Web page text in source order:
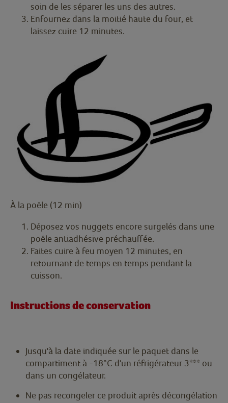
soin de les séparer les uns des autres.
Enfournez dans la moitié haute du four, et
laissez cuire 12 minutes.
À la poêle (12 min)
Déposez vos nuggets encore surgelés dans une
poêle antiadhésive préchauffée.
Faites cuire à feu moyen 12 minutes, en
retournant de temps en temps pendant la
cuisson.
Instructions de conservation
Jusqu'à la date indiquée sur le paquet dans le
compartiment à -18°C d'un réfrigérateur 3*** ou
dans un congélateur.
Ne pas recongeler ce produit après décongélation